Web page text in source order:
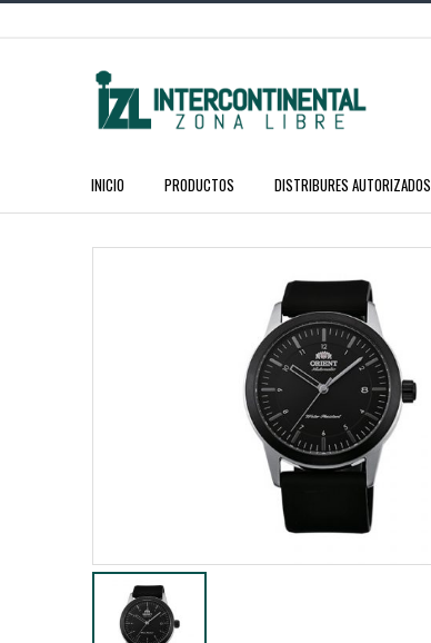
INICIO PRODUCTOS DISTRIBURES AUTORIZADOS